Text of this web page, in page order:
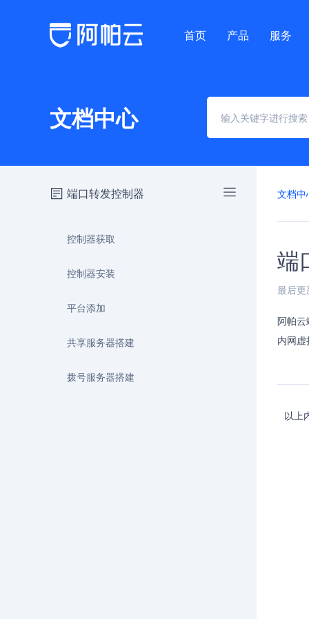
首页 产品 服务
文档中心
端口转发控制器
控制器获取
控制器安装
平台添加
共享服务器搭建
拨号服务器搭建
文档中
端
最后
阿帕
内网
以上